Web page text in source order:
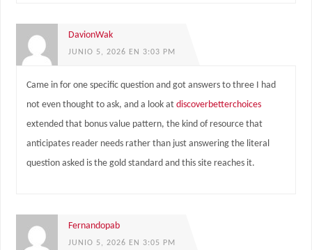
DavionWak
JUNIO 5, 2026 EN 3:03 PM
Came in for one specific question and got answers to three I had
not even thought to ask, and a look at discoverbetterchoices
extended that bonus value pattern, the kind of resource that
anticipates reader needs rather than just answering the literal
question asked is the gold standard and this site reaches it.
Fernandopab
JUNIO 5, 2026 EN 3:05 PM